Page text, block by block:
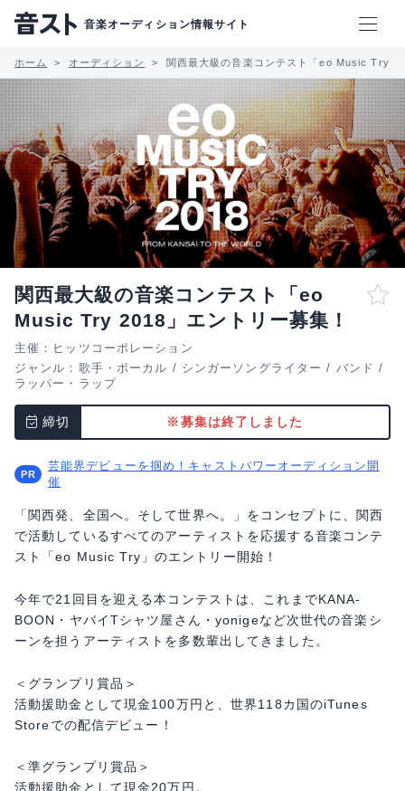
音楽オーディション情報サイト
ホーム オーディション 関西最大級の音楽コンテスト「eo Music Try
関西最大級の音楽コンテスト「eo
Music Try 2018」エントリー募集！
主催：ヒッツコーポレーション
ジャンル： 歌手・ボーカル / シンガーソングライター / バンド /
ラッパー・ラップ
締切 ※募集は終了しました
芸能界デビューを掴め！キャストパワーオーディション開
催
「関西発、全国へ。そして世界へ。」をコンセプトに、関西
で活動しているすべてのアーティストを応援する音楽コンテ
スト「eo Music Try」のエントリー開始！
今年で21回目を迎える本コンテストは、これまでKANA-
BOON・ヤバイTシャツ屋さん・yonigeなど次世代の音楽シ
ーンを担うアーティストを多数輩出してきました。
＜グランプリ賞品＞
活動援助金として現金100万円と、世界118カ国のiTunes
Storeでの配信デビュー！
＜準グランプリ賞品＞
活動援助金として現金20万円。